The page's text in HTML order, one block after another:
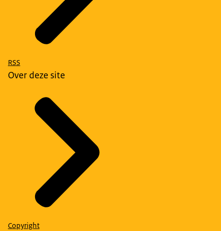
RSS
Over deze site
Copyright